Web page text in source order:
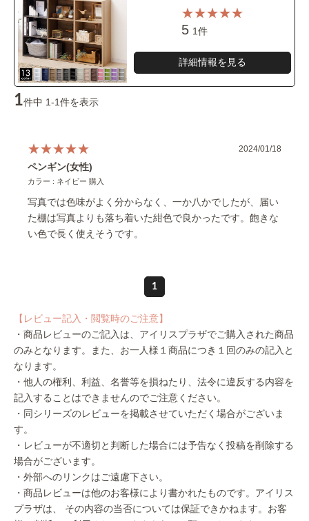
5 1件
詳細情報を見る
1件中 1-1件を表示
2024/01/18
ペンギン(女性)
カラー : ネイビー 購入
写真では色味がよく分からなく、一か八かでしたが、届い
た棚は写真よりも落ち着いた紺色で良かったです。飽きな
い色で長く使えそうです。
1
【レビュー記入・閲覧時のご注意】
・商品レビューのご記入は、アイリスプラザでご購入された商品
のみとなります。また、お一人様１商品につき１回のみの記入と
なります。
・他人の権利、利益、名誉等を損ねたり、法令に違反する内容を
記入することはできませんのでご注意ください。
・同シリーズのレビューを掲載させていただく場合がございま
す。
・レビューが不適切と判断した場合には予告なく投稿を削除する
場合がございます。
・外部へのリンクはご遠慮下さい。
・商品レビューは他のお客様により書かれたものです。アイリス
プラザは、 その内容の当否については保証できかねます。お客